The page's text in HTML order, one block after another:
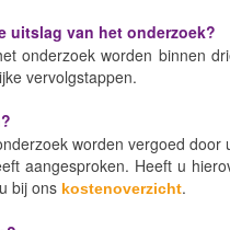
uitslag van het onderzoek?
onderzoek worden binnen
vervolgstappen.
worden vergoed
aangesproken. Heeft u
bij ons kostenoverzicht.